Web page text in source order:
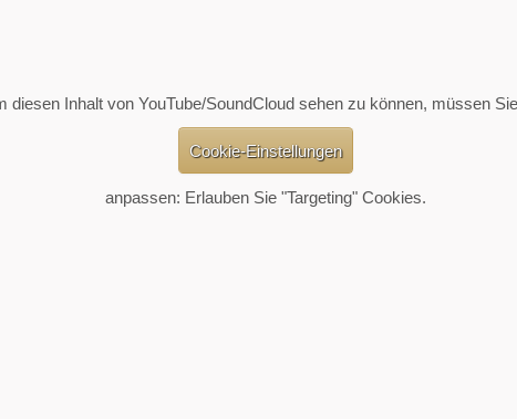
diesen Inhalt von YouTube/SoundCloud sehen zu können, müssen
Cookie-Einstellungen
anpassen: Erlauben Sie "Targeting" Cookies.